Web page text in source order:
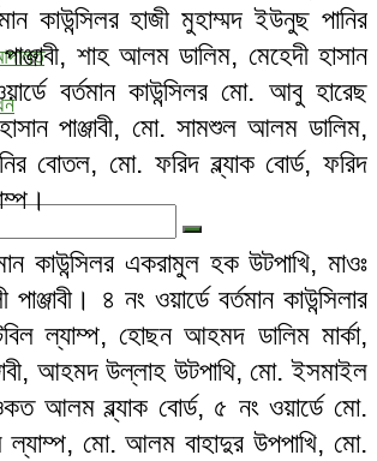
কাউন্সিলর হাজী মুহাম্মদ ইউনুছ পানির
শাহ আলম ডালিম, মেহেদী হাসান
বর্তমান কাউন্সিলর মো. আবু হারেছ
পাঞ্জাবী, মো. সামশুল আলম ডালিম,
বোতল, মো. ফরিদ ব্ল্যাক বোর্ড, ফরিদ
কাউন্সিলর একরামুল হক উটপাখি, মাওঃ
৪ নং ওয়ার্ডে বর্তমান কাউন্সিলার
ল্যাম্প, হোছন আহমদ ডালিম মার্কা,
আহমদ উল্লাহ উটপাথি, মো. ইসমাইল
আলম ব্ল্যাক বোর্ড, ৫ নং ওয়ার্ডে মো.
মো. আলম বাহাদুর উপপাখি, মো.